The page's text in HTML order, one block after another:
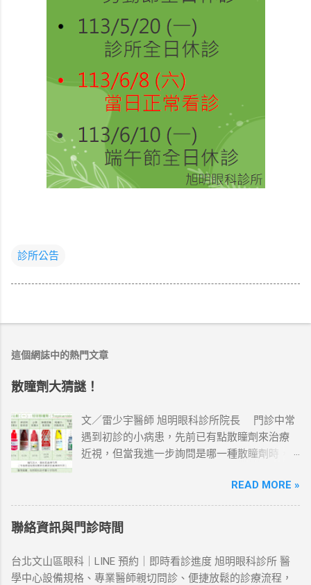
診所公告
這個網誌中的熱門文章
散瞳劑大猜謎！
文／雷少宇醫師 旭明眼科診所院長 門診中常
遇到初診的小病患，先前已有點散瞳劑來治療
近視，但當我進一步詢問是哪一種散瞳劑時，
色身體的」……，於是醫師只好發揮福爾摩斯的
精神，秀出多位「嫌疑犯」的照片，請小朋友
指認。
READ MORE »
聯絡資訊與門診時間
台北文山區眼科｜LINE 預約｜即時看診進度 旭明眼科診所 醫
學中心設備規格、專業醫師親切問診、便捷放鬆的診療流程，